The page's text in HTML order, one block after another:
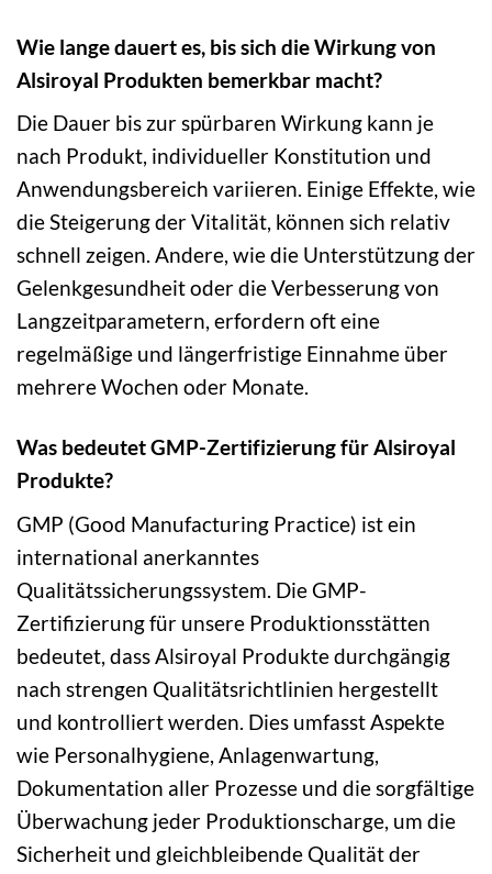
Wie lange dauert es, bis sich die Wirkung von
Alsiroyal Produkten bemerkbar macht?
Die Dauer bis zur spürbaren Wirkung kann je
nach Produkt, individueller Konstitution und
Anwendungsbereich variieren. Einige Effekte, wie
die Steigerung der Vitalität, können sich relativ
schnell zeigen. Andere, wie die Unterstützung der
Gelenkgesundheit oder die Verbesserung von
Langzeitparametern, erfordern oft eine
regelmäßige und längerfristige Einnahme über
mehrere Wochen oder Monate.
Was bedeutet GMP-Zertifizierung für Alsiroyal
Produkte?
GMP (Good Manufacturing Practice) ist ein
international anerkanntes
Qualitätssicherungssystem. Die GMP-
Zertifizierung für unsere Produktionsstätten
bedeutet, dass Alsiroyal Produkte durchgängig
nach strengen Qualitätsrichtlinien hergestellt
und kontrolliert werden. Dies umfasst Aspekte
wie Personalhygiene, Anlagenwartung,
Dokumentation aller Prozesse und die sorgfältige
Überwachung jeder Produktionscharge, um die
Sicherheit und gleichbleibende Qualität der